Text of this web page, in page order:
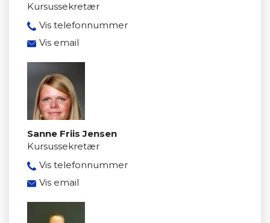
Kursussekretær
Vis telefonnummer
8950 3613
Vis email
megp@mercantec.dk
Sanne Friis Jensen
Kursussekretær
Vis telefonnummer
8950 3912
Vis email
safj@mercantec.dk